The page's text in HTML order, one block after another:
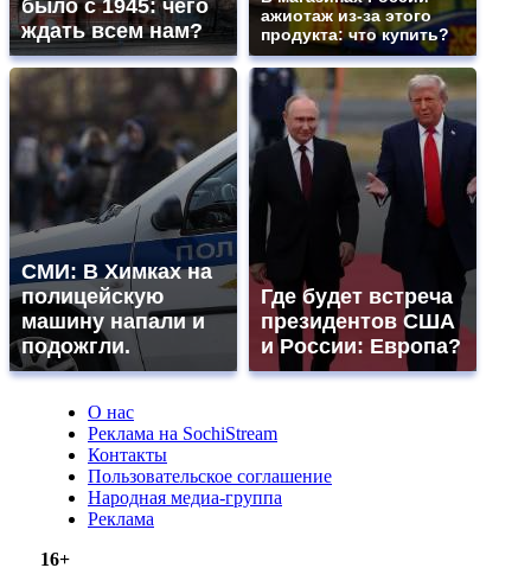
было с 1945: чего
ждать всем нам?
ажиотаж из-за этого
продукта: что купить?
СМИ: В Химках на
полицейскую
машину напали и
подожгли.
Где будет встреча
президентов США
и России: Европа?
О нас
Реклама на SochiStream
Контакты
Пользовательское соглашение
Народная медиа-группа
Реклама
16+